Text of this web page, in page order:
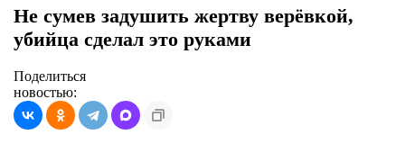
Не сумев задушить жертву верёвкой,
убийца сделал это руками
Поделиться
новостью: